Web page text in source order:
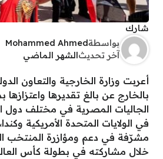
شارك
بواسطةMohammed Ahmed
آخر تحديث الشهر الماضي
أعربت وزارة الخارجية والتعاون
بالخارج عن بالغ تقديرها واعتزازها
الجاليات المصرية في مختلف دول
في الولايات المتحدة الأمريكية
مشرّفة في دعم ومؤازرة المنتخب